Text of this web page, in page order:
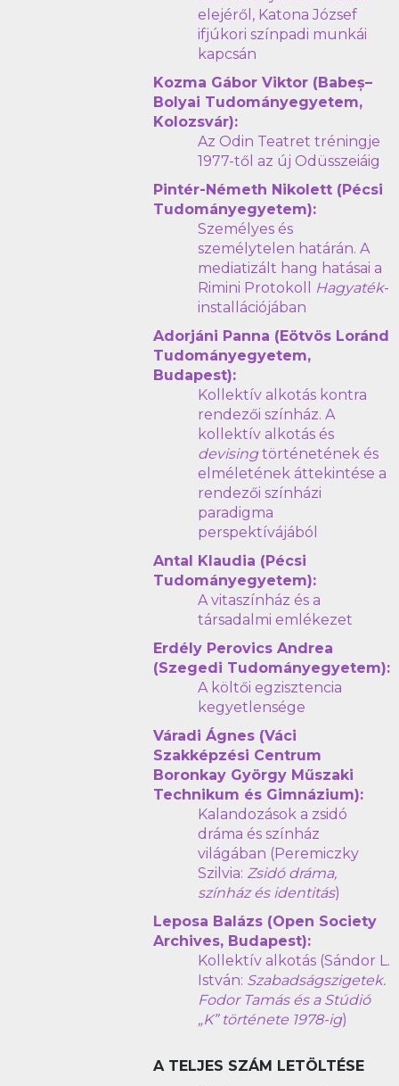
elejéről, Katona József
ifjúkori színpadi munkái
kapcsán
Kozma Gábor Viktor (Babeș–
Bolyai Tudományegyetem,
Kolozsvár):
Az Odin Teatret tréningje
1977-től az új Odüsszeiáig
Pintér-Németh Nikolett (Pécsi
Tudományegyetem):
Személyes és
személytelen határán. A
mediatizált hang hatásai a
Rimini Protokoll Hagyaték-
installációjában
Adorjáni Panna (Eötvös Loránd
Tudományegyetem,
Budapest):
Kollektív alkotás kontra
rendezői színház. A
kollektív alkotás és
devisingtörténetének és
elméletének áttekintése a
rendezői színházi
paradigma
perspektívájából
Antal Klaudia (Pécsi
Tudományegyetem):
A vitaszínház és a
társadalmi emlékezet
Erdély Perovics Andrea
(Szegedi Tudományegyetem):
A költői egzisztencia
kegyetlensége
Váradi Ágnes (Váci
Szakképzési Centrum
Boronkay György Műszaki
Technikum és Gimnázium):
Kalandozások a zsidó
dráma és színház
világában (Peremiczky
Szilvia: Zsidó dráma,
színház és identitás)
Leposa Balázs (Open Society
Archives, Budapest):
Kollektív alkotás (Sándor L.
István: Szabadságszigetek.
Fodor Tamás és a Stúdió
„K” története 1978-ig)
A TELJES SZÁM LETÖLTÉSE